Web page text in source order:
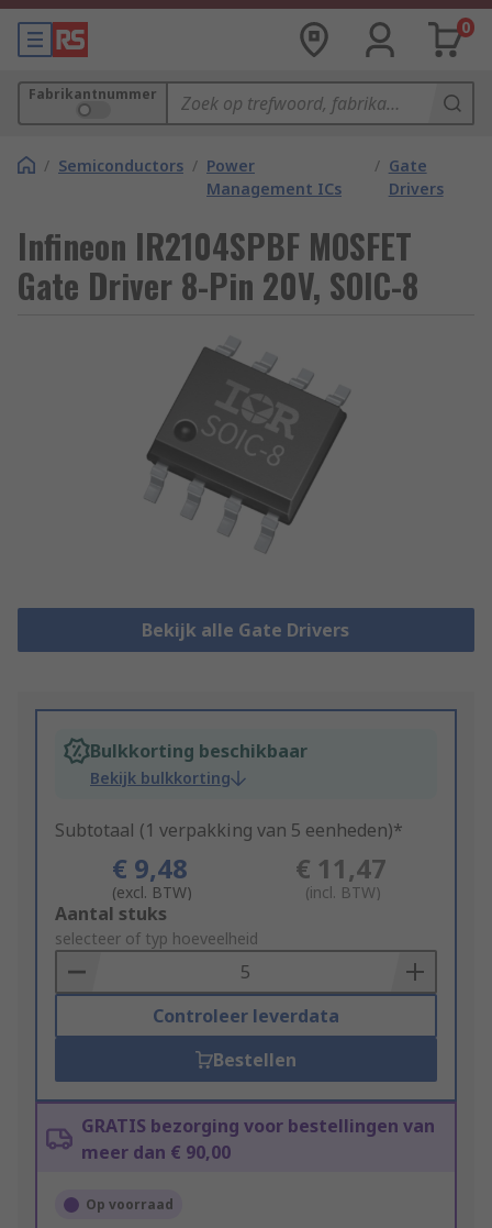
0
Fabrikantnummer
/ Semiconductors / Power
Management ICs
/ Gate
Drivers
Infineon IR2104SPBF MOSFET
Gate Driver 8-Pin 20V, SOIC-8
Bekijk alle Gate Drivers
Bulkkorting beschikbaar
Bekijk bulkkorting
Subtotaal (1 verpakking van 5 eenheden)*
€ 9,48
(excl. BTW)
€ 11,47
(incl. BTW)
Add
to
Basket
Aantal stuks
selecteer of typ hoeveelheid
Controleer leverdata
Bestellen
GRATIS bezorging voor bestellingen van
meer dan € 90,00
Op voorraad